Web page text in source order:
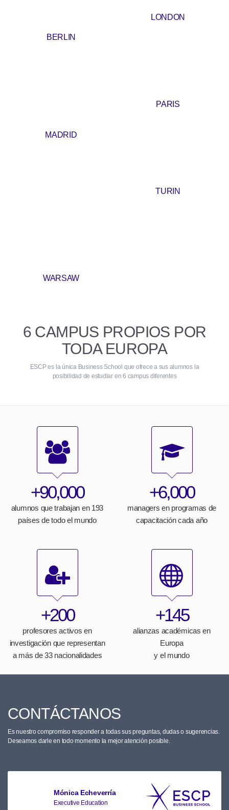
BERLIN
LONDON
MADRID
PARIS
TURIN
WARSAW
6 CAMPUS PROPIOS POR
TODA EUROPA
ESCP es la única Business School que ofrece a sus alumnos la
posibilidad de estudiar en 6 campus diferentes
+90,000
alumnos que trabajan en 193
países de todo el mundo
+6,000
managers en programas de
capacitación cada año
+200
profesores activos en
investigación que representan
a más de 33 nacionalidades
+145
alianzas académicas en
Europa
y el mundo
CONTÁCTANOS
Es nuestro compromiso responder a todas sus preguntas, dudas o sugerencias.
Deseamos darle en todo momento la mejor atención posible.
Mónica Echeverría
Executive Education